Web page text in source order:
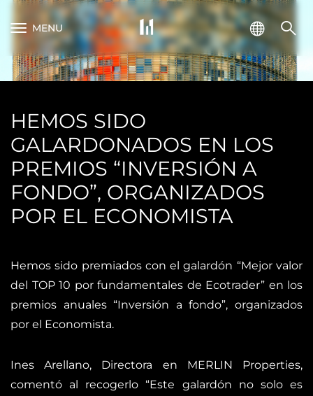
MENU
HEMOS SIDO
GALARDONADOS EN LOS
PREMIOS “INVERSIÓN A
FONDO”, ORGANIZADOS
POR EL ECONOMISTA
Hemos sido premiados con el galardón “Mejor valor
del TOP 10 por fundamentales de Ecotrader” en los
premios anuales “Inversión a fondo”, organizados
por el Economista.
Ines Arellano, Directora en MERLIN Properties,
comentó al recogerlo “Este galardón no solo es